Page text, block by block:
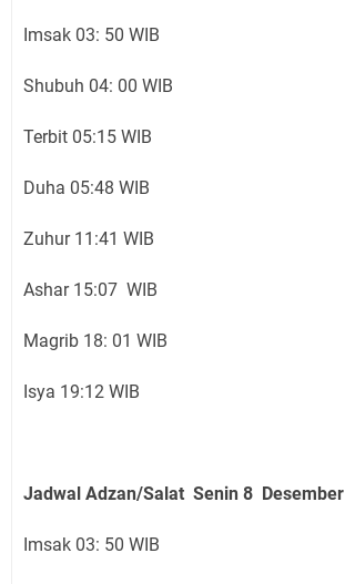
Imsak 03: 50 WIB
Shubuh 04: 00 WIB
Terbit 05:15 WIB
Duha 05:48 WIB
Zuhur 11:41 WIB
Ashar 15:07 WIB
Magrib 18: 01 WIB
Isya 19:12 WIB
Jadwal Adzan/Salat Senin 8 Desember
Imsak 03: 50 WIB